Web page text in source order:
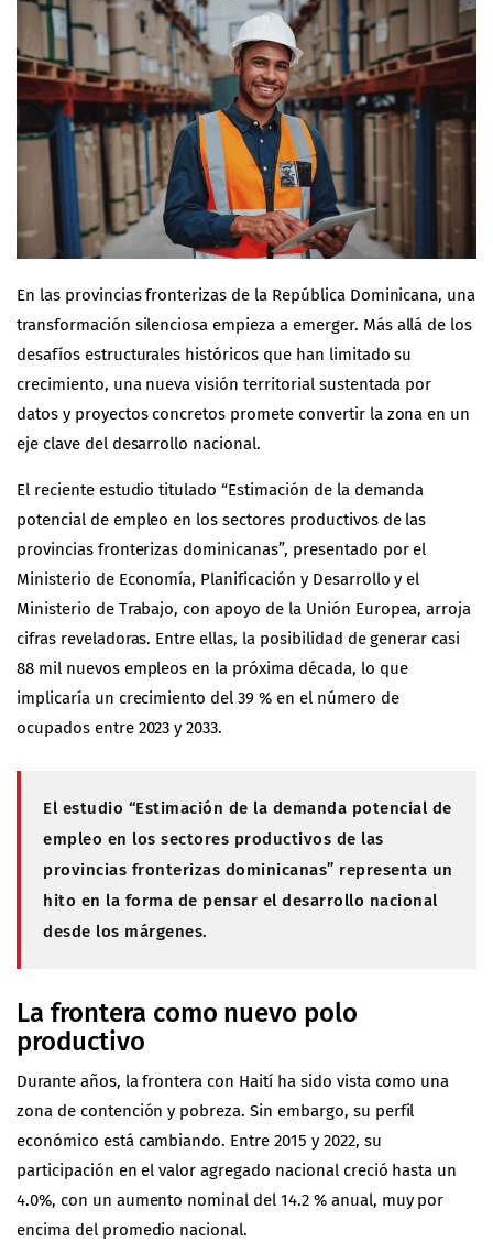
En las provincias fronterizas de la República Dominicana, una
transformación silenciosa empieza a emerger. Más allá de los
desafíos estructurales históricos que han limitado su
crecimiento, una nueva visión territorial sustentada por
datos y proyectos concretos promete convertir la zona en un
eje clave del desarrollo nacional.
El reciente estudio titulado “Estimación de la demanda
potencial de empleo en los sectores productivos de las
provincias fronterizas dominicanas”, presentado por el
Ministerio de Economía, Planificación y Desarrollo y el
Ministerio de Trabajo, con apoyo de la Unión Europea, arroja
cifras reveladoras. Entre ellas, la posibilidad de generar casi
88 mil nuevos empleos en la próxima década, lo que
implicaría un crecimiento del 39 % en el número de
ocupados entre 2023 y 2033.
El estudio “Estimación de la demanda potencial de
empleo en los sectores productivos de las
provincias fronterizas dominicanas” representa un
hito en la forma de pensar el desarrollo nacional
desde los márgenes.
La frontera como nuevo polo
productivo
Durante años, la frontera con Haití ha sido vista como una
zona de contención y pobreza. Sin embargo, su perfil
económico está cambiando. Entre 2015 y 2022, su
participación en el valor agregado nacional creció hasta un
4.0%, con un aumento nominal del 14.2 % anual, muy por
encima del promedio nacional.